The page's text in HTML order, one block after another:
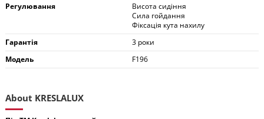
Регулювання
Висота сидіння
Сила гойдання
Фіксація кута нахилу
Гарантія
3 роки
Модель
F196
About KRESLALUX